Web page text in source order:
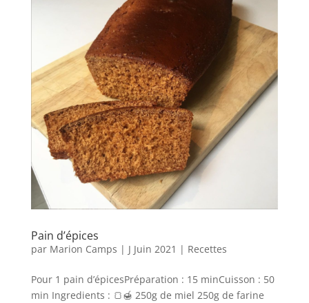
Pain d’épices
par Marion Camps | J Juin 2021 | Recettes
Pour 1 pain d’épicesPréparation : 15 minCuisson : 50
min Ingredients : 🍞🍯 250g de miel 250g de farine